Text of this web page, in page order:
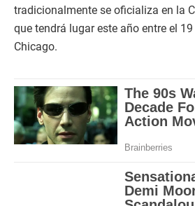
tradicionalmente se oficializa en la
que tendrá lugar este año entre el
Chicago.